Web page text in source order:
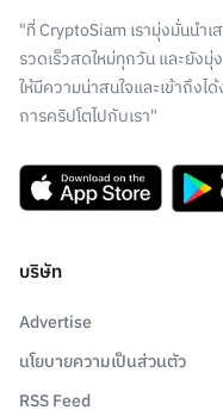
"ที่ CryptoSiam เรามุ่งมั่นนำ
รวดเร็วสดใหม่ทุกวัน และยังมุ่
ให้มีความน่าสนใจและเข้าถึง
การคริปโตไปกับเรา"
บริษัท
Advertise
นโยบายความเป็นส่วนตัว
RSS Feed